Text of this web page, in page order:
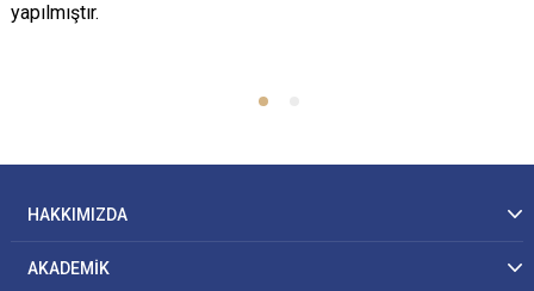
yapılmıştır.
HAKKIMIZDA
AKADEMİK